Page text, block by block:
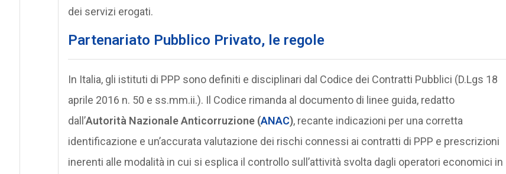
dei servizi erogati.
Partenariato Pubblico Privato, le regole
In Italia, gli istituti di PPP sono definiti e disciplinari dal Codice dei Contratti Pubblici (D.Lgs 18
aprile 2016 n. 50 e ss.mm.ii.). Il Codice rimanda al documento di linee guida, redatto
dall’Autorità Nazionale Anticorruzione (ANAC), recante indicazioni per una corretta
identificazione e un’accurata valutazione dei rischi connessi ai contratti di PPP e prescrizioni
inerenti alle modalità in cui si esplica il controllo sull’attività svolta dagli operatori economici in